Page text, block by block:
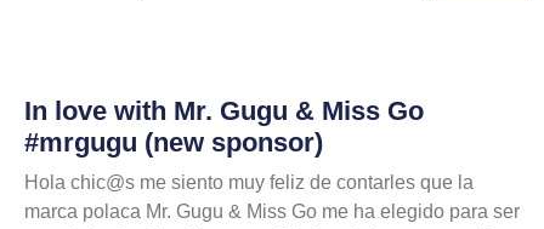
In love with Mr. Gugu & Miss Go
#mrgugu (new sponsor)
Hola chic@s me siento muy feliz de contarles que la
marca polaca Mr. Gugu & Miss Go me ha elegido para ser